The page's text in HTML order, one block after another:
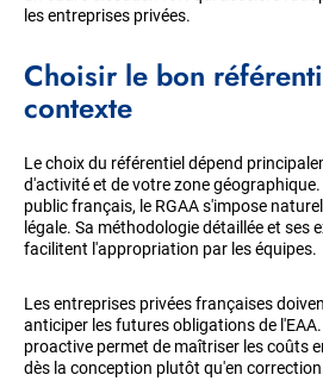
les entreprises privées.
Choisir le bon
contexte
Le choix du référentiel dépend
d'activité et de votre zone
public français, le RGAA s'impose
légale. Sa méthodologie détaillée et ses
facilitent l'appropriation par les équipes.
Les entreprises privées françaises
anticiper les futures obligations de
proactive permet de maîtriser les coûts
dès la conception plutôt qu'en